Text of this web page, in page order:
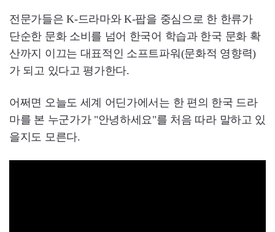
전문가들은 K-드라마와 K-팝을 중심으로 한 한류가
단순한 문화 소비를 넘어 한국어 학습과 한국 문화 확
산까지 이끄는 대표적인 소프트파워(문화적 영향력)
가 되고 있다고 평가한다.
어쩌면 오늘도 세계 어딘가에서는 한 편의 한국 드라
마를 본 누군가가 "안녕하세요"를 처음 따라 말하고 있
을지도 모른다.